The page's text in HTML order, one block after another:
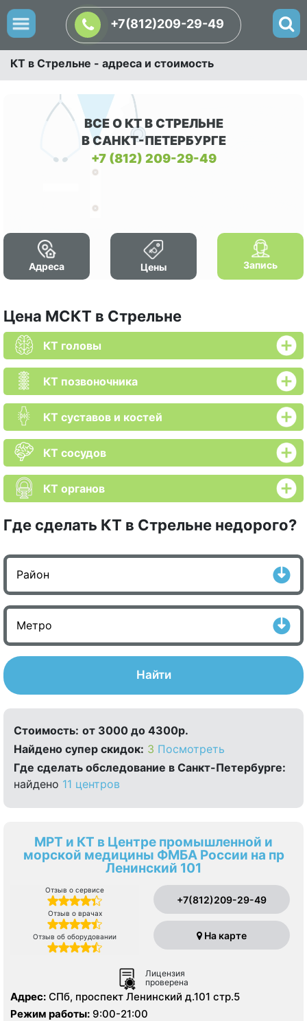
+7(812)209-29-49
КТ в Стрельне - адреса и стоимость
ВСЕ О КТ В СТРЕЛЬНЕ
В САНКТ-ПЕТЕРБУРГЕ
+7 (812) 209-29-49
Адреса Цены Запись
Цена МСКТ в Стрельне
КТ головы
КТ позвоночника
КТ суставов и костей
КТ сосудов
КТ органов
Где сделать КТ в Стрельне недорого?
Найти
Стоимость: от 3000 до 4300р.
Найдено cупер скидок: 3 Посмотреть
Где сделать обследование в Санкт-Петербурге:
найдено 11 центров
МРТ и КТ в Центре промышленной и
морской медицины ФМБА России на пр
Ленинский 101
Отзыв о сервисе
Отзыв о врачах
Отзыв об оборудовании
+7(812)209-29-49
На карте
Лицензия
проверена
Адрес: СПб, проспект Ленинский д.101 стр.5
Режим работы: 9:00-21:00